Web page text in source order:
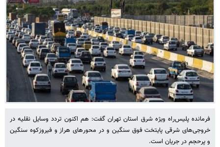
فرمانده پلیس‌راه ویژه شرق استان تهران گفت: هم اکنون تردد وسایل نقلیه در
خروجی‌های شرقی پایتخت فوق سنگین و در محورهای هراز و فیروزکوه سنگین
و پرحجم در جریان است.